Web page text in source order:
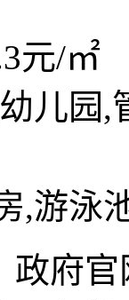
元/㎡
儿园,
,游泳
政府